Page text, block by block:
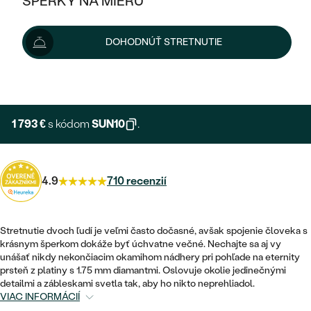
KOMBINOVANÉ ZLATO
PODĽA ŠTÝLU
BEZ KAMEŇA
VYKROJENÉ
NETRADIČNÉ
TEPANÉ
POSTRANNÉ DRAHOKAMY
HALO
VINTAGE
OBRÚČOK
NETRADIČNÉ
ZOSTAVTE SI PRSTEŇ
ZAČAŤ S PRSTEŇOM
VÝPREDAJ
ŠPERKY ČO POMÁHAJÚ
PODĽA TYPU
PRSTENE
PRÍVESKY
NÁRAMKY
SETY
PÁNSKE ŠPERKY
PLATINOVÉ
NAPICHOVACIE
MINIMALISTICKÉ
SOLITÉR
V TVARE SRDCA
ZLATÉ
STRIEBORNÉ
SOLITÉR
NARODENIE DIEŤAŤA
PERSONALIZOVANÉ
SO ZNAMENÍM ZVEROKRUHU
MINIMALISTICKÉ
VÝPREDAJ
ZLATÉ
PLATINOVÉ
ETERNITY
MINIMALISTICKÉ
DOHODNÚŤ STRETNUTIE
1 992 €
Možnosti doručenia
1 793 €s kódom SUN10 .
4.9 710 recenzií
Stretnutie dvoch ľudí je veľmi často dočasné, avšak spojenie človeka s
krásnym šperkom dokáže byť úchvatne večné. Nechajte sa aj vy
unášať nikdy nekončiacim okamihom nádhery pri pohľade na eternity
prsteň z platiny s 1.75 mm diamantmi. Oslovuje okolie jedinečnými
detailmi a zábleskami svetla tak, aby ho nikto neprehliadol.
VIAC INFORMÁCIÍ